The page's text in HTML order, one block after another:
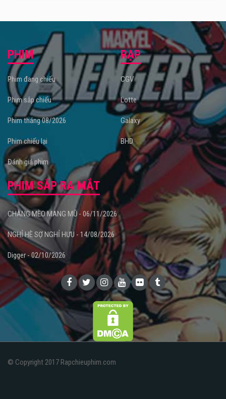
PHIM
Phim đang chiếu
Phim sắp chiếu
Phim tháng 08/2026
Phim chiếu lại
Đánh giá phim
RẠP
CGV
Lotte
Galaxy
BHD
PHIM SẮP RA MẮT
CHÀNG MÈO MANG MŨ - 06/11/2026
NGHỈ HÈ SỢ NGHỈ HƯU - 14/08/2026
Digger - 02/10/2026
© Copyright 2017 Rapchieuphim.com